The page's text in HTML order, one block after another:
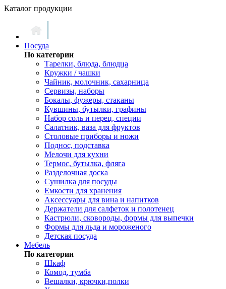
Каталог продукции
Посуда
По категории
Тарелки, блюда, блюдца
Кружки / чашки
Чайник, молочник, сахарница
Сервизы, наборы
Бокалы, фужеры, стаканы
Кувшины, бутылки, графины
Набор соль и перец, специи
Салатник, ваза для фруктов
Столовые приборы и ножи
Поднос, подставка
Мелочи для кухни
Термос, бутылка, фляга
Разделочная доска
Сушилка для посуды
Емкости для хранения
Аксессуары для вина и напитков
Держатели для салфеток и полотенец
Кастрюли, сковороды, формы для выпечки
Формы для льда и мороженого
Детская посуда
Мебель
По категории
Шкаф
Комод, тумба
Вешалки, крючки,полки